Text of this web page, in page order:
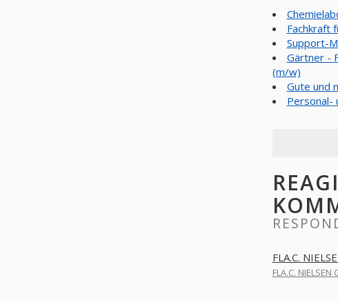
Fachkraft
Support-
Gärtner -
(m/w)
Gute und
Personal-
FLA.C.
FLA.C. NIELSEN